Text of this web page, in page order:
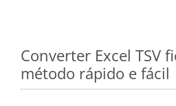
Converter Excel TSV
método rápido e fácil